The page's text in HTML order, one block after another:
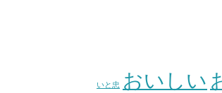
（ス
いと忠 おいしい